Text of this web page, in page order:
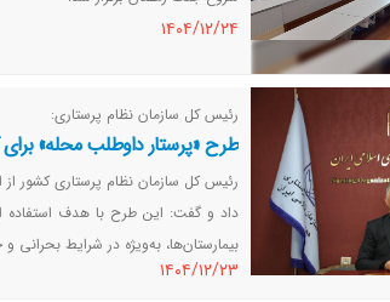
١٤٠٤/١٢/٢٤
رئیس کل سازمان نظام پرستاری:
طرح «پرستار داوطلب محله»
رئیس کل سازمان نظام پرستاری کشور
داد و گفت: این طرح با هدف استفاده
بیمارستان‌ها، به‌ویژه در شرایط
١٤٠٤/١٢/٢٣